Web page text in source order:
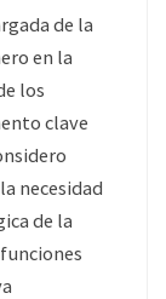
de la
en la
los
clave
necesidad
de la